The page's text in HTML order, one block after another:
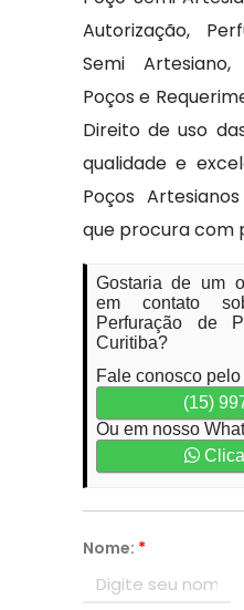
Autorização,
Semi
Poços e
Direito de uso
qualidade e
Poços
que procura com
Gostaria de um
em contato
Perfuração de
Curitiba?
Fale conosco
(15)
Ou em nosso
Nome: *